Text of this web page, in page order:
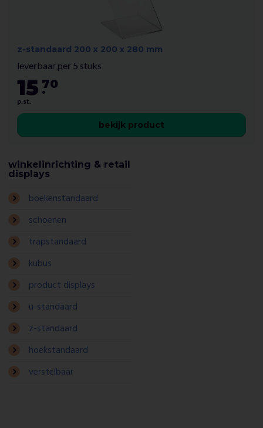
winkelinrichting & retail
displays
boekenstandaard
schoenen
trapstandaard
kubus
product displays
u-standaard
z-standaard
hoekstandaard
verstelbaar
z-standaard 200 x 200 x 280 mm
leverbaar per 5 stuks
15 .
70
p.st.
bekijk product